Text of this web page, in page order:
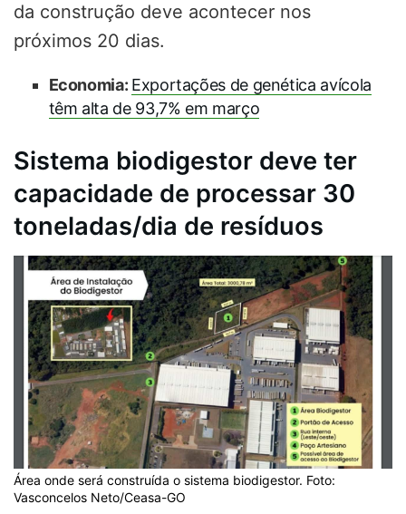
da construção deve acontecer nos
próximos 20 dias.
Economia: Exportações de genética avícola
têm alta de 93,7% em março
Sistema biodigestor deve ter
capacidade de processar 30
toneladas/dia de resíduos
Área onde será construída o sistema biodigestor. Foto:
Vasconcelos Neto/Ceasa-GO